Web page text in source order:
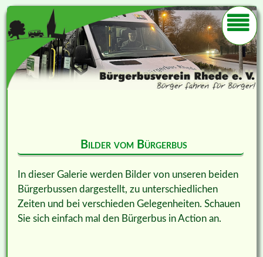
Bilder vom Bürgerbus
In dieser Galerie werden Bilder von unseren beiden
Bürgerbussen dargestellt, zu unterschiedlichen
Zeiten und bei verschieden Gelegenheiten. Schauen
Sie sich einfach mal den Bürgerbus in Action an.